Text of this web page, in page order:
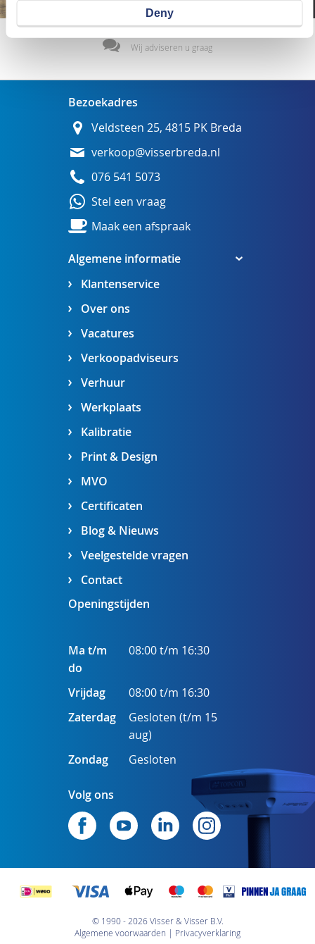
Deny
Wij adviseren u graag
Algemene informatie
Klantenservice
Over ons
Vacatures
Verkoopadviseurs
Verhuur
Werkplaats
Kalibratie
Print & Design
MVO
Certificaten
Blog & Nieuws
Veelgestelde vragen
Contact
Bezoekadres
Veldsteen 25, 4815 PK Breda
verkoop@visserbreda.nl
076 541 5073
Stel een vraag
Maak een afspraak
Openingstijden
Ma t/m
do
08:00 t/m 16:30
Vrijdag
08:00 t/m 16:30
Zaterdag
Gesloten (t/m 15
aug)
Zondag
Gesloten
Volg ons
© 1990 - 2026 Visser & Visser B.V.
Algemene voorwaarden
Privacyverklaring